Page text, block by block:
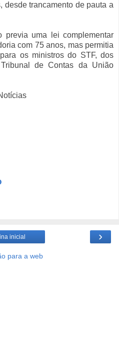
desde trancamento de pauta a
previa uma lei complementar
com 75 anos, mas permitia
os ministros do STF, dos
de Contas da União
›
inicial
para a web